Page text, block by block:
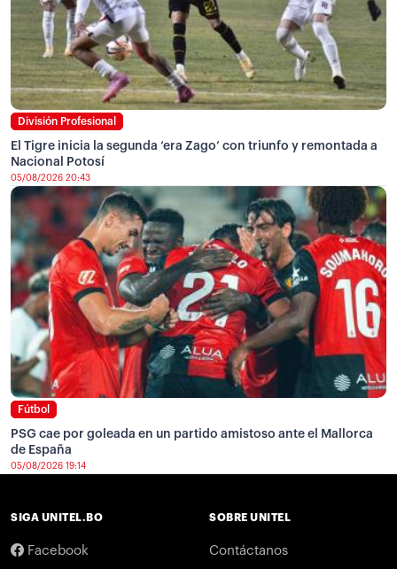
División Profesional
El Tigre inicia la segunda ‘era Zago’ con triunfo y remontada a
Nacional Potosí
05/08/2026 20:43
Fútbol
PSG cae por goleada en un partido amistoso ante el Mallorca
de España
05/08/2026 19:14
SIGA UNITEL.BO
Facebook
SOBRE UNITEL
Contáctanos